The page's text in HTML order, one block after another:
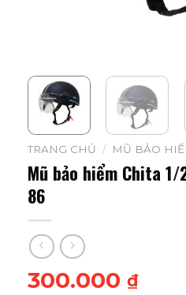
TRANG CHỦ / MŨ BẢO
Mũ bảo hiểm Chita 1/
86
300.000 ₫